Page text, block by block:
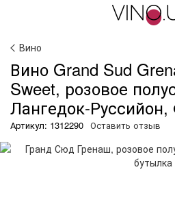
Вино
Вино Grand Sud
Sweet, розовое
Лангедок-
Артикул: 1312290 Оставить отзыв